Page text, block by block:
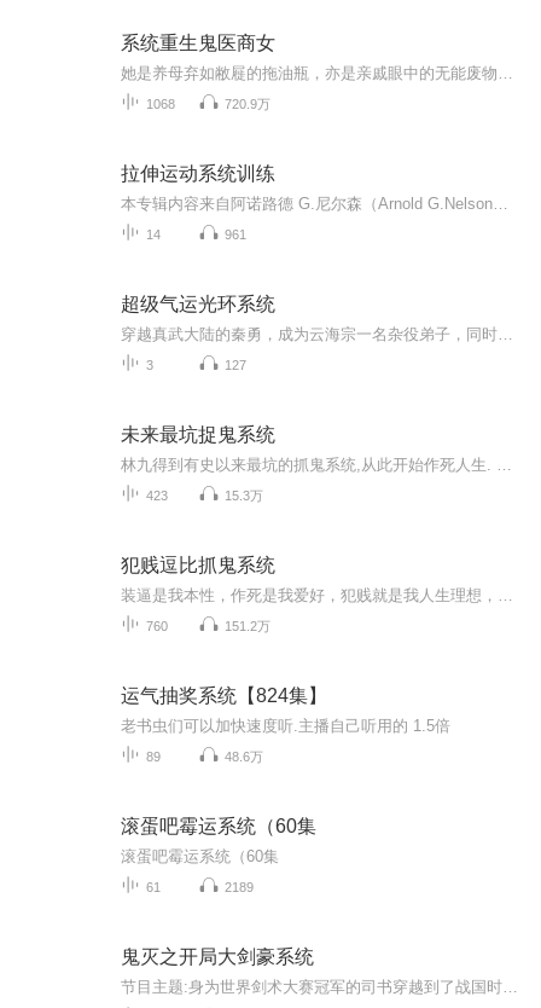
系统重生鬼医商女
1068 720.9万
拉伸运动系统训练
14 961
超级气运光环系统
3 127
未来最坑捉鬼系统
423 15.3万
犯贱逗比抓鬼系统
760 151.2万
运气抽奖系统【824集】
老书虫们可以加快速度听.主播自己听用的 1.5倍
89 48.6万
滚蛋吧霉运系统（60集
滚蛋吧霉运系统（60集
61 2189
鬼灭之开局大剑豪系统